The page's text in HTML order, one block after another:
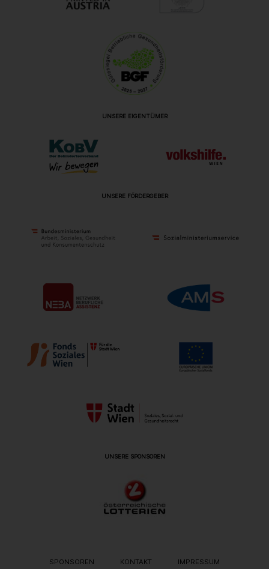
UNSERE EIGENTÜMER
UNSERE FÖRDERGEBER
UNSERE SPONSOREN
METANAVIGATION
SPONSOREN KONTAKT IMPRESSUM